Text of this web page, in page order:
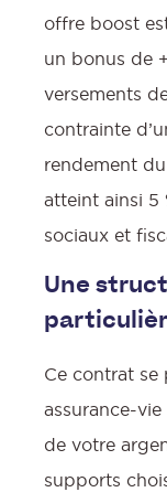
offre boost
un bonus de
versements
contrainte
rendement
atteint ainsi 5
sociaux et
Une
Ce contrat se
assurance-vie
de votre
supports